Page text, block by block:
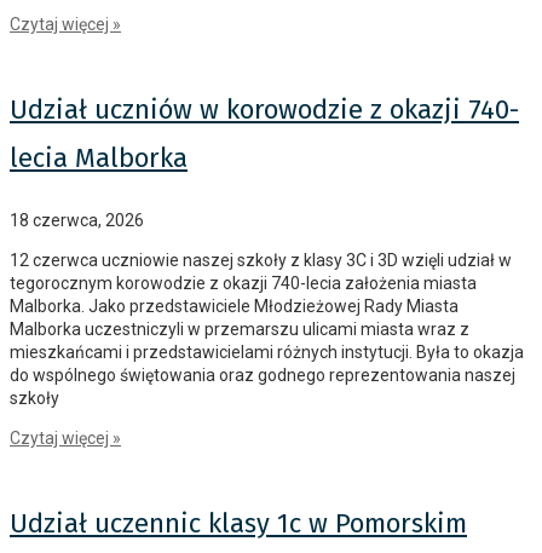
Czytaj więcej »
Udział uczniów w korowodzie z okazji 740-
lecia Malborka
18 czerwca, 2026
12 czerwca uczniowie naszej szkoły z klasy 3C i 3D wzięli udział w
tegorocznym korowodzie z okazji 740-lecia założenia miasta
Malborka. Jako przedstawiciele Młodzieżowej Rady Miasta
Malborka uczestniczyli w przemarszu ulicami miasta wraz z
mieszkańcami i przedstawicielami różnych instytucji. Była to okazja
do wspólnego świętowania oraz godnego reprezentowania naszej
szkoły
Czytaj więcej »
Udział uczennic klasy 1c w Pomorskim